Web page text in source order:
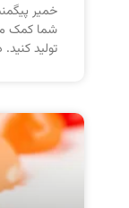
خمیر
شما کمک
تولید کنید.